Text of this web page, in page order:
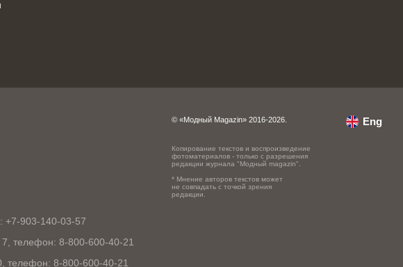
+7-903-140-03-57
7, телефон: 8-800-600-40-21
телефон: 8-800-600-40-21
© «Модный Magazin» 2016-2026.
Копирование текстов и воспроизведение
фотоматериалов - только с разрешения
редакции журнала "Модный magazin".
* Мнение авторов текстов может
не совпадать с точкой зрения
редакции.
Eng